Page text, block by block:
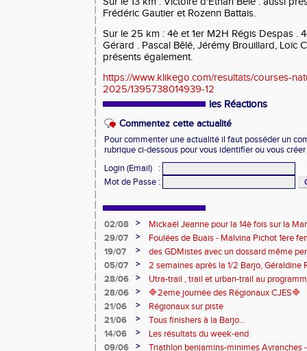
Frédéric Gautier et Rozenn Battais.
Sur le 25 km : 4è et 1er M2H Régis Despas .
Gérard . Pascal Bêlé, Jérémy Brouillard, Loïc
présents également.
https://www.klikego.com/resultats/courses-
2025/1395738014939-12
les Réactions
Commentez cette actualité
Pour commenter une actualité il faut posséder un
rubrique ci-dessous pour vous identifier ou vous
Login (Email)
:
Mot de Passe :
02/08 >
Mickaël Jeanne pour la 14è fois sur la
Eaux
29/07 >
Foulées de Buais - Malvina Pichot 1ère
19/07
>
des GDMistes avec un dossard même
05/07
>
2 semaines après la 1/2 Barjo, Géraldine
marche du podium du Trail de l'Ange
28/06 >
Utra-trail , trail et urban-trail au
28/06
>
🔷️2eme journée des Régionaux CJES🔷️
21/06
>
Régionaux sur piste
21/06
>
Tous finishers à la Barjo...
14/06
>
Les résultats du week-end
09/06
>
Triathlon benjamins-minimes Avranches